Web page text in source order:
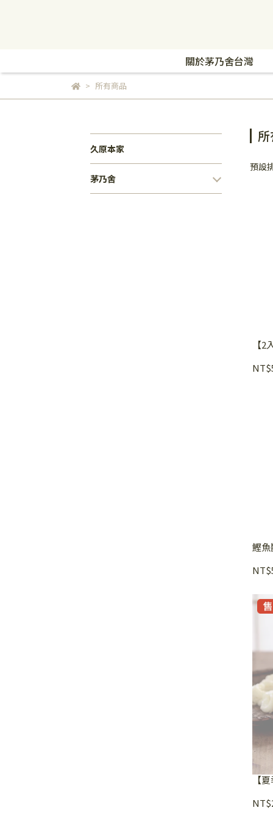
關於茅乃舍台灣
所有商品
久原本家
茅乃舍
預設
【
鰹魚
【